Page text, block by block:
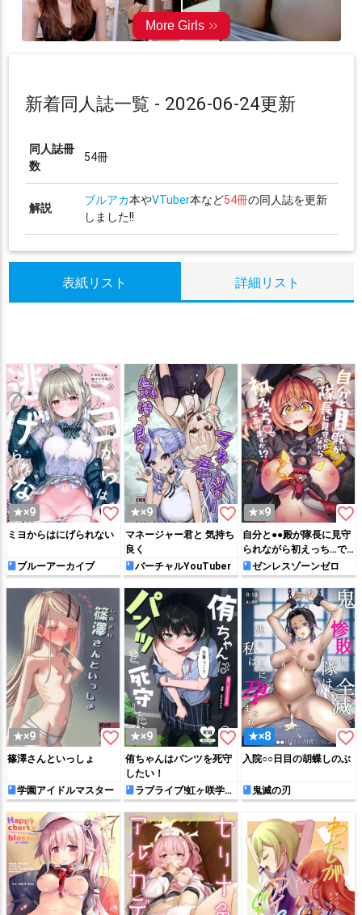
新着同人誌一覧 - 2026-06-24更新
同人誌冊
数
54冊
解説
ブルアカ本やVTuber本など54冊の同人誌を更新
しました!!
表紙リスト 詳細リスト
★×9 favorite_border
ミヨからはにげられない
ブルーアーカイブ
★×9 favorite_border
マネージャー君と 気持ち
良く
バーチャルYouTuber
★×9 favorite_border
自分と●●殿が隊長に見守
られながら初えっち…で
ありますか!?
ゼンレスゾーンゼロ
★×9 favorite_border
篠澤さんといっしょ
学園アイドルマスター
★×9 favorite_border
侑ちゃんはパンツを死守
したい！
ラブライブ!虹ヶ咲学園
スクールアイドル同好会
★×8 favorite_border
入院○○日目の胡蝶しのぶ
鬼滅の刃